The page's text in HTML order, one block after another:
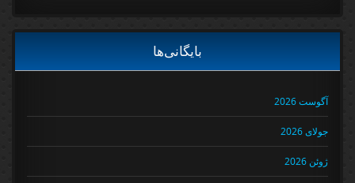
بایگانی‌ها
آگوست 2026
جولای 2026
ژوئن 2026